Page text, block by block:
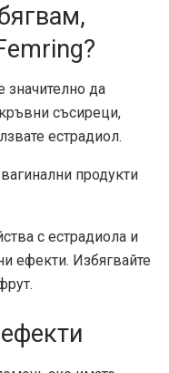
значително да
съсиреци,
естрадиол.
продукти
с естрадиола и
ефекти. Избягвайте